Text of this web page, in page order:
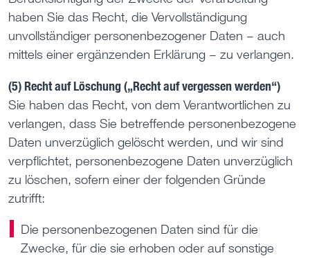
haben Sie das Recht, die Vervollständigung
unvollständiger personenbezogener Daten – auch
mittels einer ergänzenden Erklärung – zu verlangen.
(5) Recht auf Löschung („Recht auf vergessen werden“)
Sie haben das Recht, von dem Verantwortlichen zu
verlangen, dass Sie betreffende personenbezogene
Daten unverzüglich gelöscht werden, und wir sind
verpflichtet, personenbezogene Daten unverzüglich
zu löschen, sofern einer der folgenden Gründe
zutrifft:
Die personenbezogenen Daten sind für die
Zwecke, für die sie erhoben oder auf sonstige